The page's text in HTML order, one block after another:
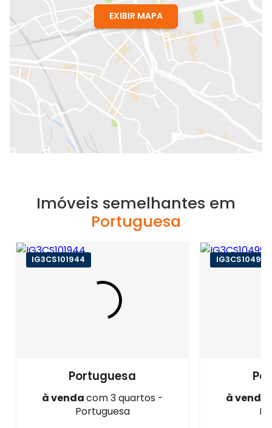
EXIBIR MAPA
Imóveis semelhantes em
Portuguesa
IG3CS101944
Portuguesa
à vendacom 3 quartos -
Portuguesa
IG3CS104998
à venda